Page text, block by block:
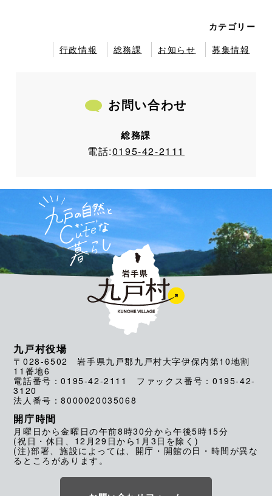
カテゴリー
行政情報
総務課 お知らせ 募集情報
お問い合わせ
総務課
電話:0195-42-2111
九戸村役場
〒028-6502 岩手県九戸郡九戸村大字伊保内第10地割
11番地6
電話番号：0195-42-2111 ファックス番号：0195-42-
3120
法人番号：8000020035068
開庁時間
月曜日から金曜日の午前8時30分から午後5時15分
(祝日・休日、12月29日から1月3日を除く)
(注)部署、施設によっては、開庁・開館の日・時間が異な
るところがあります。